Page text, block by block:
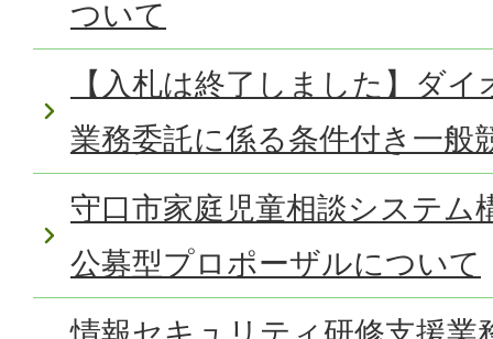
ついて
【入札は終了しました】ダ
業務委託に係る条件付き一般
守口市家庭児童相談システム
公募型プロポーザルについて